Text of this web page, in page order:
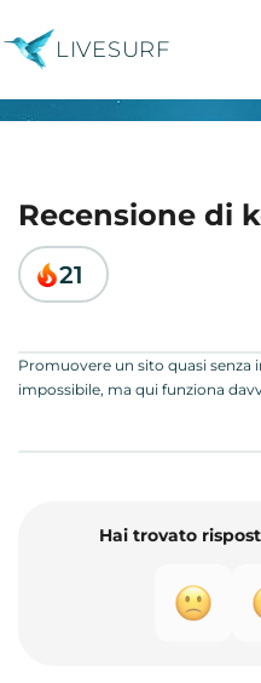
LIVESURF
Recensione di
21
Promuovere un sito quasi
impossibile, ma qui funziona
Hai trovato